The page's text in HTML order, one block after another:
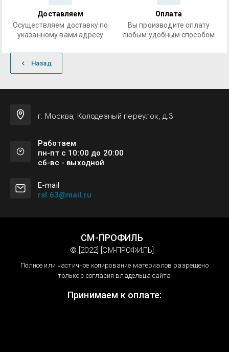
Доставляем
Осуществляем доставку по
указанному вами адресу
Оплата
Вы производите оплату
любым удобным способом
Назад
г. Москва, Колодезный переулок, д.3
Работаем
пн-пт с 10:00 до 20:00
сб-вс - выходной
Е-mail
rsl.63@mail.ru
СМ-ПРОФИЛЬ
© [2022] [СМ-ПРОФИЛЬ]
Полное или частичное копирование материалов разрешено
только с согласия владельца сайта
Принимаем к оплате: